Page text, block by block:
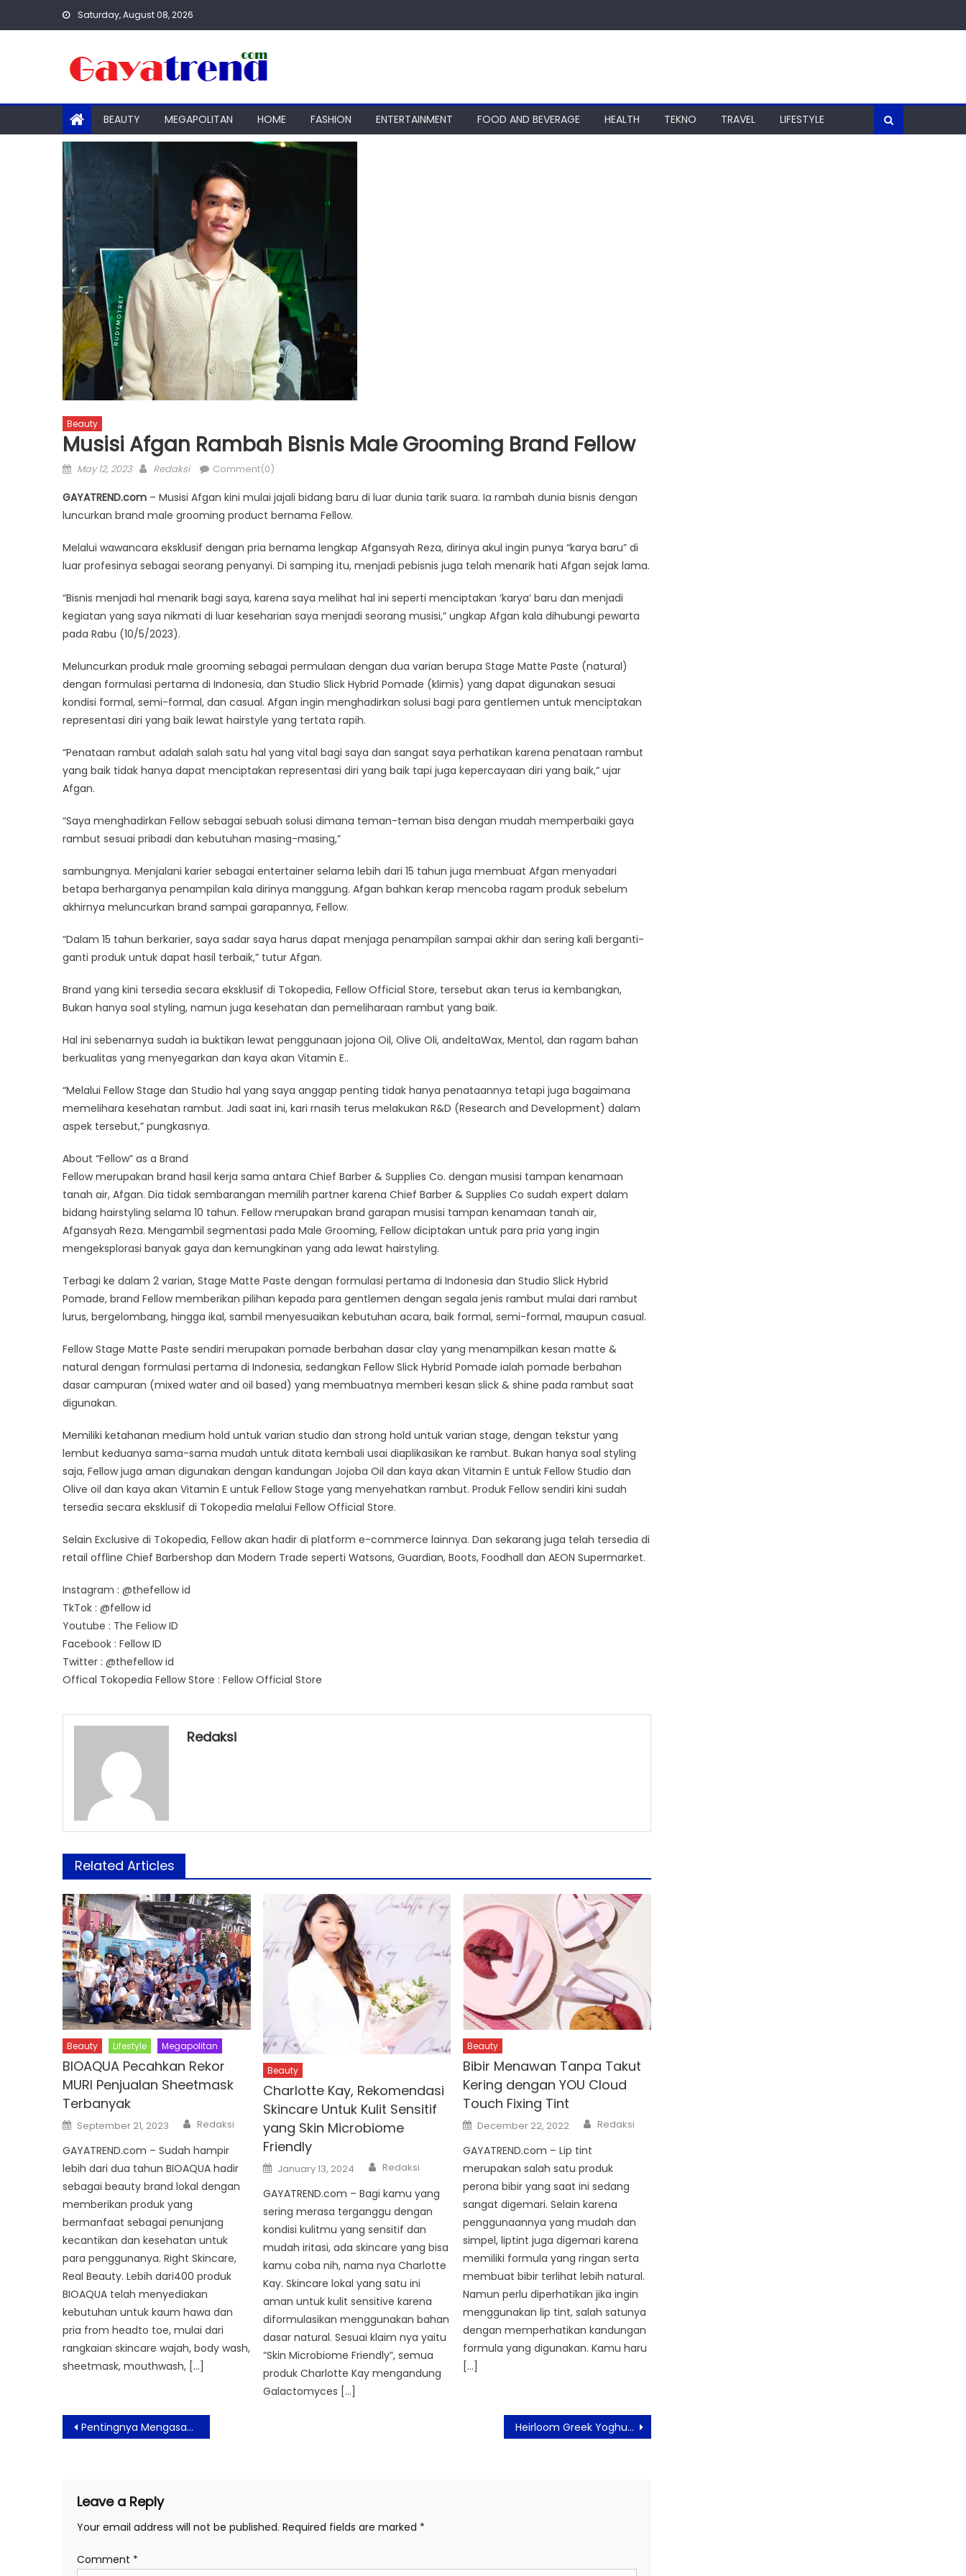
Saturday, August 08, 2026
BEAUTY MEGAPOLITAN HOME FASHION ENTERTAINMENT FOOD AND BEVERAGE HEALTH TEKNO TRAVEL LIFESTYLE
Beauty
Musisi Afgan Rambah Bisnis Male Grooming Brand Fellow
Posted
May 12, 2023 Author
Redaksi Comment(0)
GAYATREND.com – Musisi Afgan kini mulai jajali bidang baru di luar dunia tarik suara. Ia rambah dunia bisnis dengan
luncurkan brand male grooming product bernama Fellow.
Melalui wawancara eksklusif dengan pria bernama lengkap Afgansyah Reza, dirinya akul ingin punya “karya baru” di
luar profesinya sebagai seorang penyanyi. Di samping itu, menjadi pebisnis juga telah menarik hati Afgan sejak lama.
“Bisnis menjadi hal menarik bagi saya, karena saya melihat hal ini seperti menciptakan ‘karya’ baru dan menjadi
kegiatan yang saya nikmati di luar keseharian saya menjadi seorang musisi,” ungkap Afgan kala dihubungi pewarta
pada Rabu (10/5/2023).
Meluncurkan produk male grooming sebagai permulaan dengan dua varian berupa Stage Matte Paste (natural)
dengan formulasi pertama di Indonesia, dan Studio Slick Hybrid Pomade (klimis) yang dapat digunakan sesuai
kondisi formal, semi-formal, dan casual. Afgan ingin menghadirkan solusi bagi para gentlemen untuk menciptakan
representasi diri yang baik lewat hairstyle yang tertata rapih.
“Penataan rambut adalah salah satu hal yang vital bagi saya dan sangat saya perhatikan karena penataan rambut
yang baik tidak hanya dapat menciptakan representasi diri yang baik tapi juga kepercayaan diri yang baik,” ujar
Afgan.
“Saya menghadirkan Fellow sebagai sebuah solusi dimana teman-teman bisa dengan mudah memperbaiki gaya
rambut sesuai pribadi dan kebutuhan masing-masing,”
sambungnya. Menjalani karier sebagai entertainer selama lebih dari 15 tahun juga membuat Afgan menyadari
betapa berharganya penampilan kala dirinya manggung. Afgan bahkan kerap mencoba ragam produk sebelum
akhirnya meluncurkan brand sampai garapannya, Fellow.
“Dalam 15 tahun berkarier, saya sadar saya harus dapat menjaga penampilan sampai akhir dan sering kali berganti-
ganti produk untuk dapat hasil terbaik,” tutur Afgan.
Brand yang kini tersedia secara eksklusif di Tokopedia, Fellow Official Store, tersebut akan terus ia kembangkan,
Bukan hanya soal styling, namun juga kesehatan dan pemeliharaan rambut yang baik.
Hal ini sebenarnya sudah ia buktikan lewat penggunaan jojona Oil, Olive Oli, andeltaWax, Mentol, dan ragam bahan
berkualitas yang menyegarkan dan kaya akan Vitamin E..
“Melalui Fellow Stage dan Studio hal yang saya anggap penting tidak hanya penataannya tetapi juga bagaimana
memelihara kesehatan rambut. Jadi saat ini, kari rnasih terus melakukan R&D (Research and Development) dalam
aspek tersebut,” pungkasnya.
About “Fellow” as a Brand
Fellow merupakan brand hasil kerja sama antara Chief Barber & Supplies Co. dengan musisi tampan kenamaan
tanah air, Afgan. Dia tidak sembarangan memilih partner karena Chief Barber & Supplies Co sudah expert dalam
bidang hairstyling selama 10 tahun. Fellow merupakan brand garapan musisi tampan kenamaan tanah air,
Afgansyah Reza. Mengambil segmentasi pada Male Grooming, Fellow diciptakan untuk para pria yang ingin
mengeksplorasi banyak gaya dan kemungkinan yang ada lewat hairstyling.
Terbagi ke dalam 2 varian, Stage Matte Paste dengan formulasi pertama di Indonesia dan Studio Slick Hybrid
Pomade, brand Fellow memberikan pilihan kepada para gentlemen dengan segala jenis rambut mulai dari rambut
lurus, bergelombang, hingga ikal, sambil menyesuaikan kebutuhan acara, baik formal, semi-formal, maupun casual.
Fellow Stage Matte Paste sendiri merupakan pomade berbahan dasar clay yang menampilkan kesan matte &
natural dengan formulasi pertama di Indonesia, sedangkan Fellow Slick Hybrid Pomade ialah pomade berbahan
dasar campuran (mixed water and oil based) yang membuatnya memberi kesan slick & shine pada rambut saat
digunakan.
Memiliki ketahanan medium hold untuk varian studio dan strong hold untuk varian stage, dengan tekstur yang
lembut keduanya sama-sama mudah untuk ditata kembali usai diaplikasikan ke rambut. Bukan hanya soal styling
saja, Fellow juga aman digunakan dengan kandungan Jojoba Oil dan kaya akan Vitamin E untuk Fellow Studio dan
Olive oil dan kaya akan Vitamin E untuk Fellow Stage yang menyehatkan rambut. Produk Fellow sendiri kini sudah
tersedia secara eksklusif di Tokopedia melalui Fellow Official Store.
Selain Exclusive di Tokopedia, Fellow akan hadir di platform e-commerce lainnya. Dan sekarang juga telah tersedia di
retail offline Chief Barbershop dan Modern Trade seperti Watsons, Guardian, Boots, Foodhall dan AEON Supermarket.
Instagram : @thefellow id
TkTok : @fellow id
Youtube : The Feliow ID
Facebook : Fellow ID
Twitter : @thefellow id
Offical Tokopedia Fellow Store : Fellow Official Store
Redaksi
Related Articles
Beauty Lifestyle Megapolitan
BIOAQUA Pecahkan Rekor
MURI Penjualan Sheetmask
Terbanyak
Posted
on
September 21, 2023 Author
Redaksi
GAYATREND.com – Sudah hampir
lebih dari dua tahun BIOAQUA hadir
sebagai beauty brand lokal dengan
memberikan produk yang
bermanfaat sebagai penunjang
kecantikan dan kesehatan untuk
para penggunanya. Right Skincare,
Real Beauty. Lebih dari400 produk
BIOAQUA telah menyediakan
kebutuhan untuk kaum hawa dan
pria from headto toe, mulai dari
rangkaian skincare wajah, body wash,
sheetmask, mouthwash, […]
Beauty
Charlotte Kay, Rekomendasi
Skincare Untuk Kulit Sensitif
yang Skin Microbiome
Friendly
Posted
on
January 13, 2024 Author
Redaksi
GAYATREND.com – Bagi kamu yang
sering merasa terganggu dengan
kondisi kulitmu yang sensitif dan
mudah iritasi, ada skincare yang bisa
kamu coba nih, nama nya Charlotte
Kay. Skincare lokal yang satu ini
aman untuk kulit sensitive karena
diformulasikan menggunakan bahan
dasar natural. Sesuai klaim nya yaitu
“Skin Microbiome Friendly”, semua
produk Charlotte Kay mengandung
Galactomyces […]
Beauty
Bibir Menawan Tanpa Takut
Kering dengan YOU Cloud
Touch Fixing Tint
Posted
on
December 22, 2022 Author
Redaksi
GAYATREND.com – Lip tint
merupakan salah satu produk
perona bibir yang saat ini sedang
sangat digemari. Selain karena
penggunaannya yang mudah dan
simpel, liptint juga digemari karena
memiliki formula yang ringan serta
membuat bibir terlihat lebih natural.
Namun perlu diperhatikan jika ingin
menggunakan lip tint, salah satunya
dengan memperhatikan kandungan
formula yang digunakan. Kamu haru
[…]
Post
navigation
Pentingnya Mengasah Kemampuan Digital Marketing Bagi UMKM Heirloom Greek Yoghurt, Kaya Manfaat untuk Kesehatan Tubuh
Leave a Reply
Your email address will not be published. Required fields are marked *
Comment *